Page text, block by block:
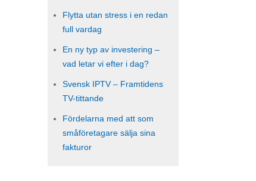
Flytta utan stress i en redan
full vardag
En ny typ av investering –
vad letar vi efter i dag?
Svensk IPTV – Framtidens
TV-tittande
Fördelarna med att som
småföretagare sälja sina
fakturor